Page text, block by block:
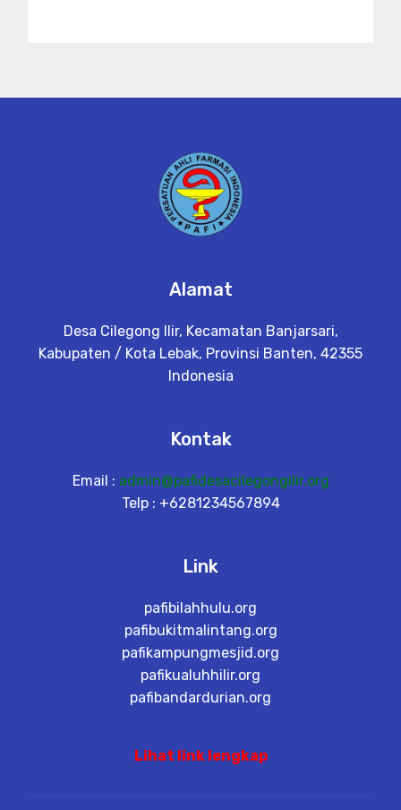
Alamat
Desa Cilegong Ilir, Kecamatan Banjarsari,
Kabupaten / Kota Lebak, Provinsi Banten, 42355
Indonesia
Kontak
Email : admin@pafidesacilegongilir.org
Telp : +6281234567894
Link
pafibilahhulu.org
pafibukitmalintang.org
pafikampungmesjid.org
pafikualuhhilir.org
pafibandardurian.org
Lihat link lengkap